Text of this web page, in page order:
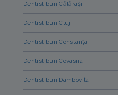
Dentist bun Călărași
Dentist bun Cluj
Dentist bun Constanța
Dentist bun Covasna
Dentist bun Dâmbovița